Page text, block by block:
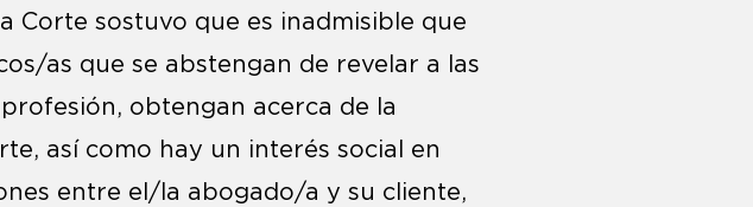
Corte sostuvo que es inadmisible que
as que se abstengan de revelar a las
obtengan acerca de la
así como hay un interés social en
entre el/la abogado/a y su cliente,